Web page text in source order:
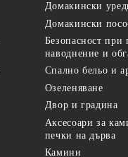
Домакински
Домакински
Безопасност при
наводнение и
Спално бельо и
Озеленяване
Двор и градина
Аксесоари за
печки на дърва
Камини